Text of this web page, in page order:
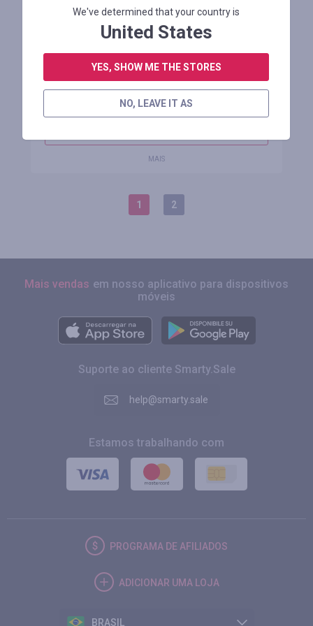
dhgate.com
cashback
até1.00 % até 2.00%
1 avaliação
MAIS
1 2
Mais vendas em nosso aplicativo para dispositivos
móveis
Suporte ao cliente Smarty.Sale
help@smarty.sale
Estamos trabalhando com
PROGRAMA DE AFILIADOS
ADICIONAR UMA LOJA
BRASIL
We've determined that your country is
United States
YES, SHOW ME THE STORES
NO, LEAVE IT AS